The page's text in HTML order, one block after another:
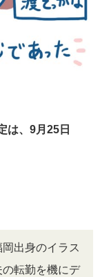
は、9月25日
出身のイラス
の転勤を機にデ